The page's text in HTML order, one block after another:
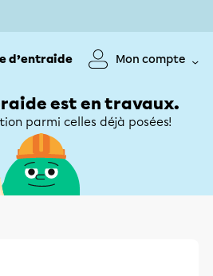
d’entraide Mon compte
est en travaux.
parmi celles déjà posées!